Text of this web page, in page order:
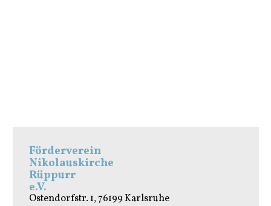
Förderverein
Nikolauskirche
Rüppurr
e.V.
Ostendorfstr. 1, 76199 Karlsruhe